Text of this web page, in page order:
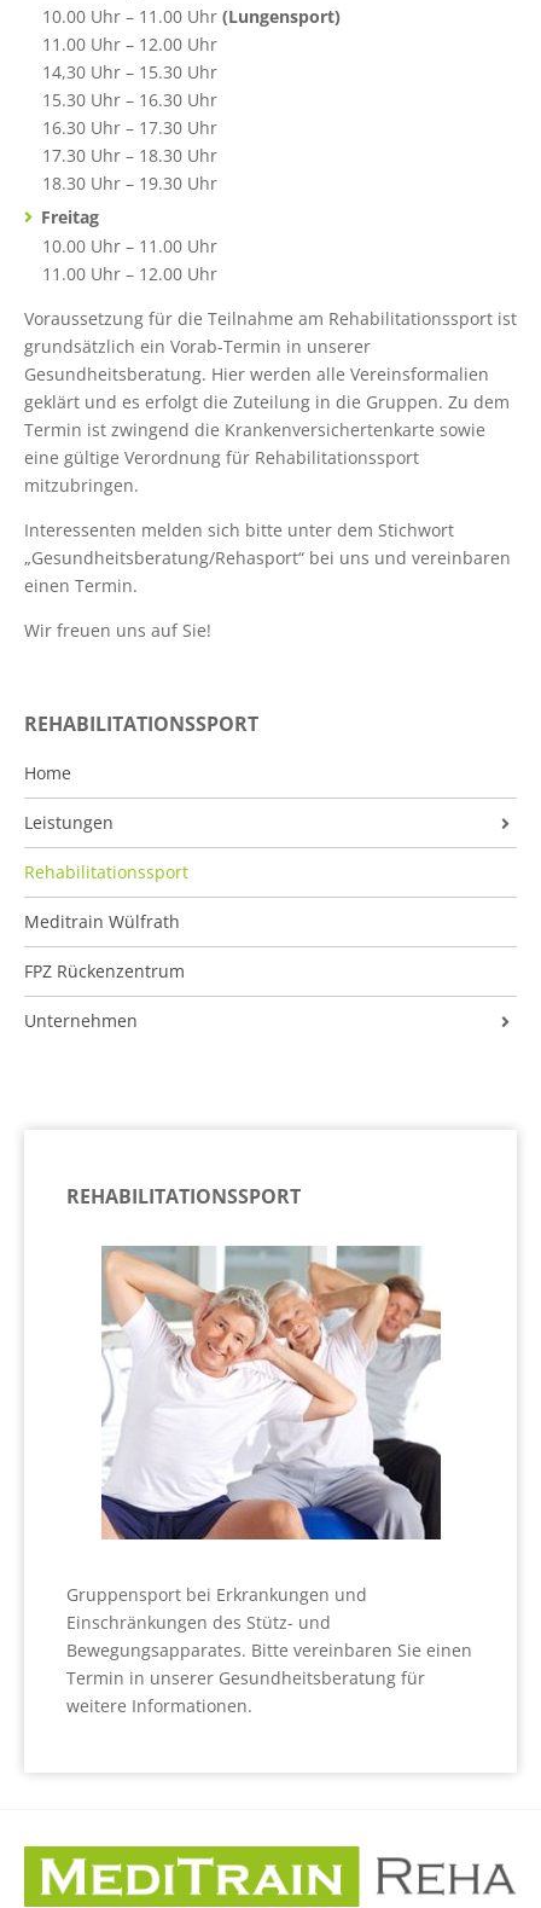
REHABILITATIONSSPORT
Home
Leistungen
Krankengymn./Physioth.
Med. Trainingstherapie
Besondere Versorgung
Gesundheitsberatung
FPZ Rückenzentrum
Rehabilitationssport
Meditrain Wülfrath
FPZ Rückenzentrum
Unternehmen
REHABILITATIONSSPORT
Gruppensport bei Erkrankungen und
Einschränkungen des Stütz- und
Bewegungsapparates. Bitte vereinbaren Sie einen
Termin in unserer Gesundheitsberatung für
weitere Informationen.
10.00 Uhr – 11.00 Uhr (Lungensport)
11.00 Uhr – 12.00 Uhr
14,30 Uhr – 15.30 Uhr
15.30 Uhr – 16.30 Uhr
16.30 Uhr – 17.30 Uhr
17.30 Uhr – 18.30 Uhr
18.30 Uhr – 19.30 Uhr
Freitag
10.00 Uhr – 11.00 Uhr
11.00 Uhr – 12.00 Uhr
Voraussetzung für die Teilnahme am Rehabilitationssport ist
grundsätzlich ein Vorab-Termin in unserer
Gesundheitsberatung. Hier werden alle Vereinsformalien
geklärt und es erfolgt die Zuteilung in die Gruppen. Zu dem
Termin ist zwingend die Krankenversichertenkarte sowie
eine gültige Verordnung für Rehabilitationssport
mitzubringen.
Interessenten melden sich bitte unter dem Stichwort
„Gesundheitsberatung/Rehasport“ bei uns und vereinbaren
einen Termin.
Wir freuen uns auf Sie!